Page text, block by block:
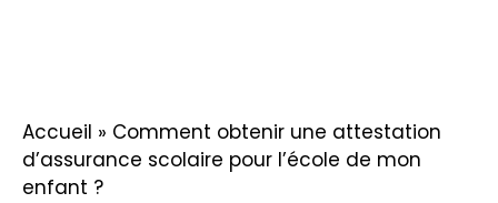
Accueil » Comment obtenir une attestation
d’assurance scolaire pour l’école de mon
enfant ?